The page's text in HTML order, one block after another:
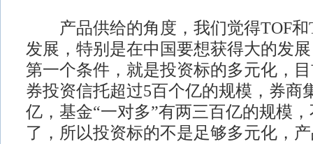
产品供给的角度，我们觉得TOF和
发展，特别是在中国要想获得大的发
第一个条件，就是投资标的多元化，
券投资信托超过5百个亿的规模，券商
亿，基金“一对多”有两三百亿的规模
了，所以投资标的不是足够多元化，